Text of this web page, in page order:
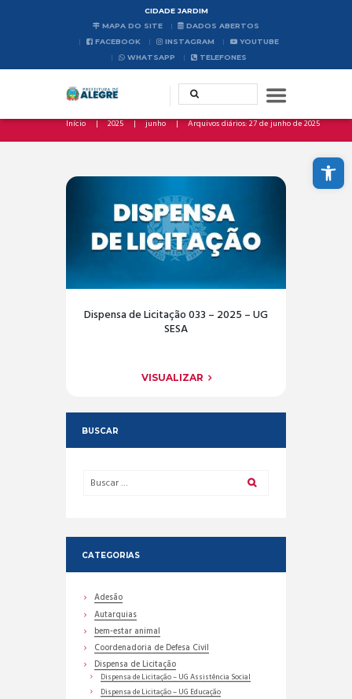
Abrir a barra de ferramentas
CIDADE JARDIM
MAPA DO SITE
DADOS ABERTOS
FACEBOOK
INSTAGRAM
YOUTUBE
WHATSAPP
TELEFONES
Início 2025 junho Arquivos diários: 27 de junho de 2025
Dispensa de Licitação 033 – 2025 – UG
SESA
VISUALIZAR
BUSCAR
CATEGORIAS
Adesão
Autarquias
bem-estar animal
Coordenadoria de Defesa Civil
Dispensa de Licitação
Dispensa de Licitação – UG Assistência Social
Dispensa de Licitação – UG Educação